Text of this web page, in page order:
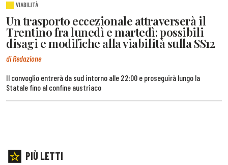
VIABILITÀ
Un trasporto eccezionale attraverserà il
Trentino fra lunedì e martedì: possibili
disagi e modifiche alla viabilità sulla SS12
di Redazione
Il convoglio entrerà da sud intorno alle 22:00 e proseguirà lungo la
Statale fino al confine austriaco
PIÙ LETTI